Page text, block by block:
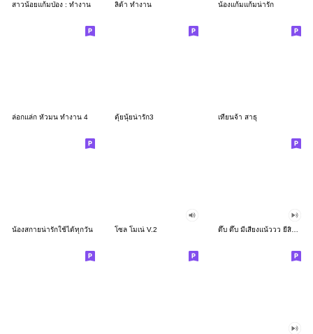
สาวน้อยแก้มป่อง : ทำงาน ลิต้า ทำงาน น้องแก้มแก้มน่ารัก
ล่อกแล่ก หัวมน ทำงาน 4 ตุ้ยนุ้ยน่ารัก3 เทียนจ้า สาธุ
น้องสกายน่ารักใช้ได้ทุกวัน โซล โมเน่ V.2 ดึ๊บ ดึ๊บ มีเสียงแน้ววว ยี่สิบสอง